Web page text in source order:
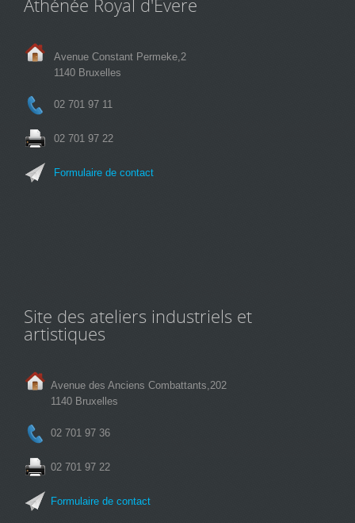
Avenue Constant Permeke,2
1140 Bruxelles
02 701 97 11
02 701 97 22
Formulaire de contact
Site des ateliers industriels et
artistiques
Avenue des Anciens Combattants,202
1140 Bruxelles
02 701 97 36
02 701 97 22
Formulaire de contact